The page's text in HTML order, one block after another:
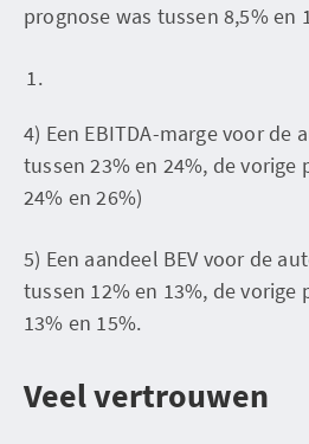
prognose was tussen 8,5% en
4) Een EBITDA-marge voor de
tussen 23% en 24%, de vorige
24% en 26%)
5) Een aandeel BEV voor de
tussen 12% en 13%, de vorige
13% en 15%.
Veel vertrouwen